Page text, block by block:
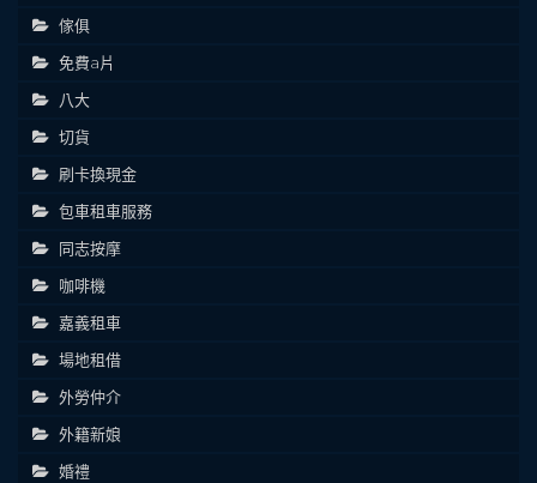
傢俱
免費a片
八大
切貨
刷卡換現金
包車租車服務
同志按摩
咖啡機
嘉義租車
場地租借
外勞仲介
外籍新娘
婚禮